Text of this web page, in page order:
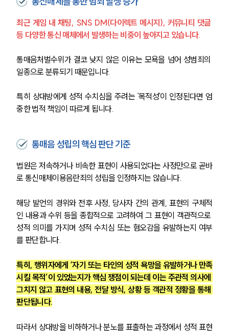
최근 게임 내 채팅, SNS DM(다이렉트 메시지), 커뮤니티 댓글
등 다양한 통신 매체에서 발생하는 비중이 높아지고 있습니다.
통매음처벌수위가 결코 낮지 않은 이유는 모욕을 넘어 성범죄의
일종으로 분류되기 때문입니다.
특히 상대방에게 성적 수치심을 주려는 '목적성'이 인정된다면 엄
중한 법적 책임이 따르게 됩니다.
통매음 성립의 핵심 판단 기준
법원은 저속하거나 비속한 표현이 사용되었다는 사정만으로 곧바
로 통신매체이용음란죄의 성립을 인정하지는 않습니다.
해당 발언의 경위와 전후 사정, 당사자 간의 관계, 표현의 구체적
인 내용과 수위 등을 종합적으로 고려하여 그 표현이 객관적으로
성적 의미를 가지며 성적 수치심 또는 혐오감을 유발하는지 여부
를 판단합니다.
특히, 행위자에게 ‘자기 또는 타인의 성적 욕망을 유발하거나 만족
시킬 목적’이 있었는지가 핵심 쟁점이 되는데 이는 주관적 의사에
그치지 않고 표현의 내용, 전달 방식, 상황 등 객관적 정황을 통해
판단됩니다.
따라서 상대방을 비하하거나 분노를 표출하는 과정에서 성적 표현